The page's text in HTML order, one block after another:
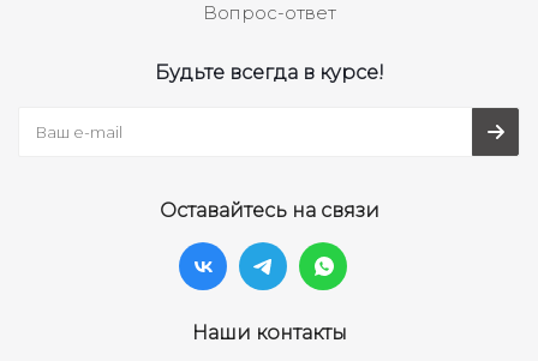
Вопрос-ответ
Будьте всегда в курсе!
Оставайтесь на связи
Наши контакты